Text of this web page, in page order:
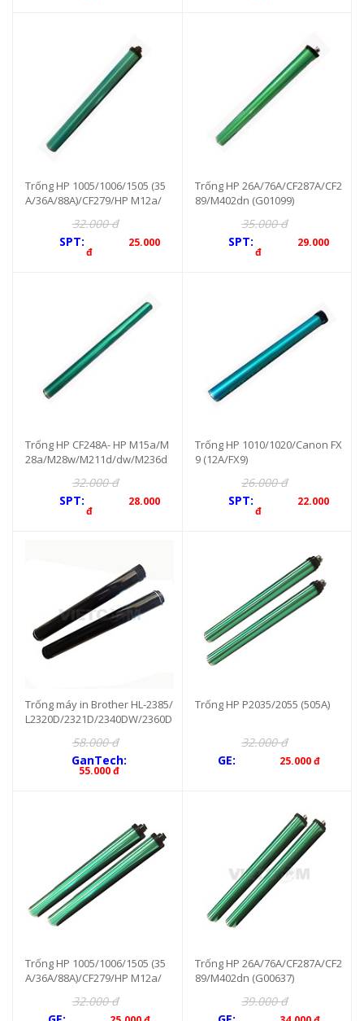
Trống HP 1005/1006/1505 (35
A/36A/88A)/CF279/HP M12a/
32.000 đ
SPT:
25.000
đ
Trống HP 26A/76A/CF287A/CF2
89/M402dn (G01099)
35.000 đ
SPT:
29.000
đ
Trống HP CF248A- HP M15a/M
28a/M28w/M211d/dw/M236d
32.000 đ
SPT:
28.000
đ
Trống HP 1010/1020/Canon FX
9 (12A/FX9)
26.000 đ
SPT:
22.000
đ
Trống máy in Brother HL-2385/
L2320D/2321D/2340DW/2360D
58.000 đ
GanTech:
55.000 đ
Trống HP P2035/2055 (505A)
32.000 đ
GE:
25.000 đ
Trống HP 1005/1006/1505 (35
A/36A/88A)/CF279/HP M12a/
32.000 đ
Trống HP 26A/76A/CF287A/CF2
89/M402dn (G00637)
39.000 đ